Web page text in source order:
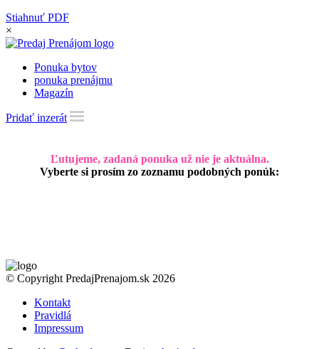
Stiahnuť PDF
×
Ponuka bytov
ponuka prenájmu
Magazín
Pridať inzerát
Ľutujeme, zadaná ponuka už nie je aktuálna.
Vyberte si prosím zo zoznamu podobných ponúk:
© Copyright PredajPrenajom.sk 2026
Kontakt
Pravidlá
Impressum